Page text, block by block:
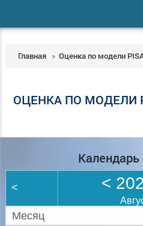
Главная » Оценка по модели
ОЦЕНКА ПО МОДЕЛИ
< <
Месяц